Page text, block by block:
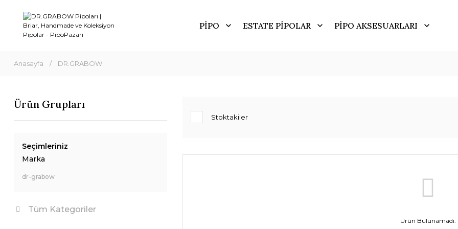
PİPO ESTATE PİPOLAR PİPO AKSESUARLARI
Anasayfa DR.GRABOW
Ürün Grupları
Seçimleriniz
Marka
dr-grabow
Tüm Kategoriler
Stoktakiler
Ürün Bulunamadı.